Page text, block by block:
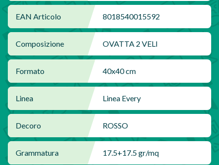
EAN Articolo 8018540015592
Composizione OVATTA 2 VELI
Formato 40x40 cm
Linea Linea Every
Decoro ROSSO
Grammatura 17.5+17.5 gr/mq